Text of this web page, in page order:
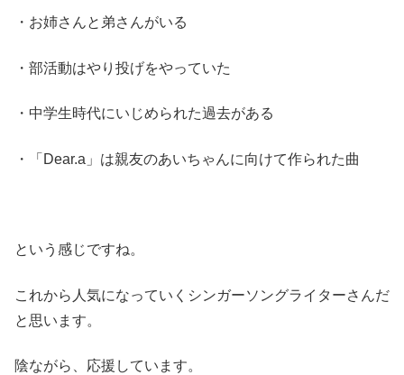
・お姉さんと弟さんがいる
・部活動はやり投げをやっていた
・中学生時代にいじめられた過去がある
・「Dear.a」は親友のあいちゃんに向けて作られた曲
という感じですね。
これから人気になっていくシンガーソングライターさんだ
と思います。
陰ながら、応援しています。